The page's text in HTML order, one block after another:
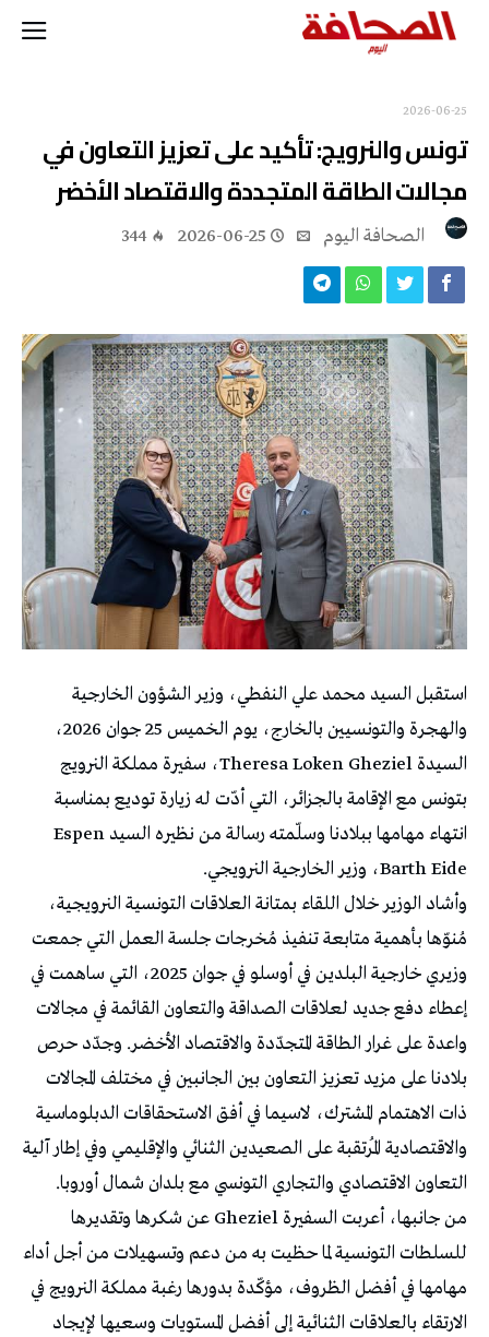
2026-06-25
تونس والنرويج: تأكيد على تعزيز التعاون في
مجالات الطاقة المتجددة والاقتصاد الأخضر
2026-06-25
344
استقبل السيد محمد علي النفطي، وزير الشؤون الخارجية
والهجرة والتونسيين بالخارج، يوم الخميس 25 جوان 2026،
السيدة Theresa Loken Gheziel، سفيرة مملكة النرويج
بتونس مع الإقامة بالجزائر، التي أدّت له زيارة توديع بمناسبة
انتهاء مهامها ببلادنا وسلّمته رسالة من نظيره السيد Espen
Barth Eide، وزير الخارجية النرويجي.
وأشاد الوزير خلال اللقاء بمتانة العلاقات التونسية النرويجية،
مُنوّها بأهمية متابعة تنفيذ مُخرجات جلسة العمل التي جمعت
وزيري خارجية البلدين في أوسلو في جوان 2025، التي ساهمت في
إعطاء دفع جديد لعلاقات الصداقة والتعاون القائمة في مجالات
واعدة على غرار الطاقة المتجدّدة والاقتصاد الأخضر. وجدّد حرص
بلادنا على مزيد تعزيز التعاون بين الجانبين في مختلف المجالات
ذات الاهتمام المشترك، لاسيما في أفق الاستحقاقات الدبلوماسية
والاقتصادية المُرتقبة على الصعيدين الثنائي والإقليمي وفي إطار آلية
التعاون الاقتصادي والتجاري التونسي مع بلدان شمال أوروبا.
من جانبها، أعربت السفيرة Gheziel عن شكرها وتقديرها
للسلطات التونسية لما حظيت به من دعم وتسهيلات من أجل أداء
مهامها في أفضل الظروف، مؤكّدة بدورها رغبة مملكة النرويج في
الارتقاء بالعلاقات الثنائية إلى أفضل المستويات وسعيها لإيجاد